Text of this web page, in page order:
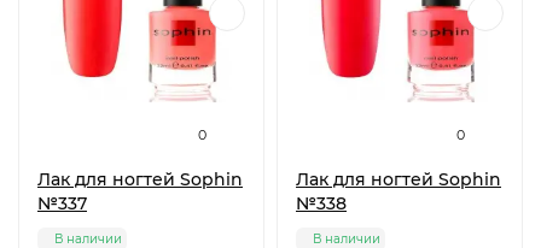
0
Лак для ногтей Sophin
№337
В наличии
0
Лак для ногтей Sophin
№338
В наличии